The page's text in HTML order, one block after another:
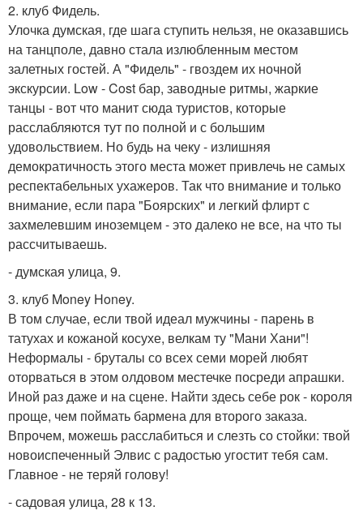
2. клуб Фидель.
Улочка думская, где шага ступить нельзя, не оказавшись
на танцполе, давно стала излюбленным местом
залетных гостей. А "Фидель" - гвоздем их ночной
экскурсии. Low - Cost бар, заводные ритмы, жаркие
танцы - вот что манит сюда туристов, которые
расслабляются тут по полной и с большим
удовольствием. Но будь на чеку - излишняя
демократичность этого места может привлечь не самых
респектабельных ухажеров. Так что внимание и только
внимание, если пара "Боярских" и легкий флирт с
захмелевшим иноземцем - это далеко не все, на что ты
рассчитываешь.
- думская улица, 9.
3. клуб Money Honey.
В том случае, если твой идеал мужчины - парень в
татухах и кожаной косухе, велкам ту "Мани Хани"!
Неформалы - бруталы со всех семи морей любят
оторваться в этом олдовом местечке посреди апрашки.
Иной раз даже и на сцене. Найти здесь себе рок - короля
проще, чем поймать бармена для второго заказа.
Впрочем, можешь расслабиться и слезть со стойки: твой
новоиспеченный Элвис с радостью угостит тебя сам.
Главное - не теряй голову!
- садовая улица, 28 к 13.